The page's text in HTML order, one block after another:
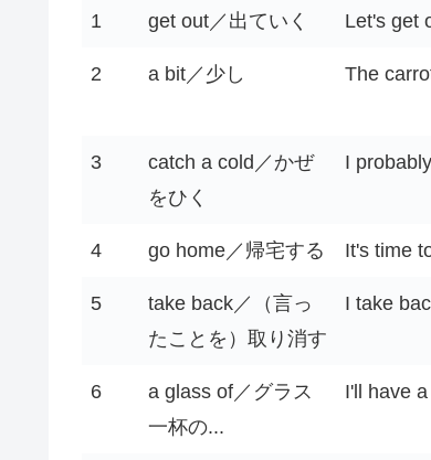
熟語
例文
1 get out／出ていく Let's get
2 a bit／少し The
3
catch a cold／かぜ
をひく
I
4 go home／帰宅する It's time
5
take back／（言っ
たことを）取り消す
I take
6
a glass of／グラス
一杯の...
I'll have